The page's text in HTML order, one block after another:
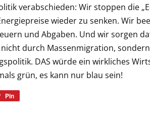
verabschieden: Wir stoppen die
wieder zu senken. Wir
und Abgaben. Und wir sorgen
durch Massenmigration,
DAS würde ein wirkliches
grün, es kann nur blau sein!
Pin